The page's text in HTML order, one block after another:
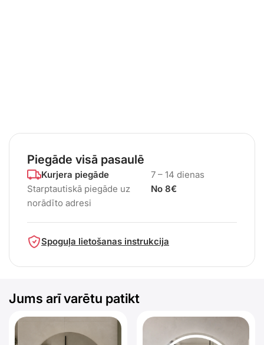
Piegāde visā pasaulē
Kurjera piegāde
Starptautiskā piegāde uz
norādīto adresi
7 – 14 dienas
No 8€
Spoguļa lietošanas instrukcija
Jums arī varētu patikt